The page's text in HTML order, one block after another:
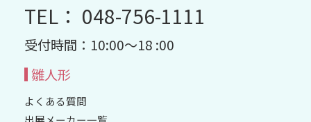
雛人形
よくある質問
TEL： 048-756-1111
受付時間：10:00～18 :00